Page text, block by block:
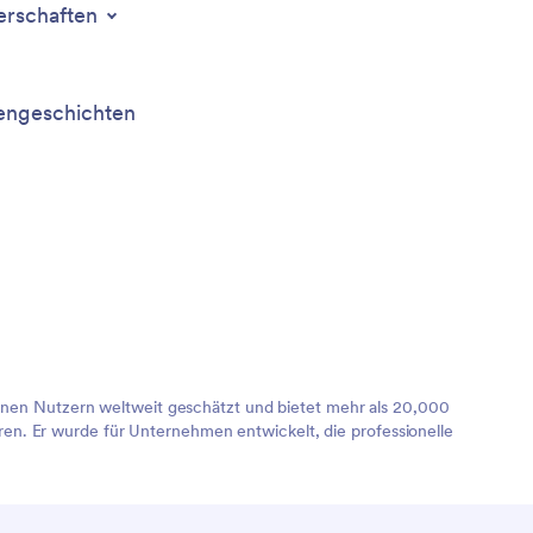
Nutzern weltweit geschätzt und bietet mehr als 20,000
Er wurde für Unternehmen entwickelt, die professionelle